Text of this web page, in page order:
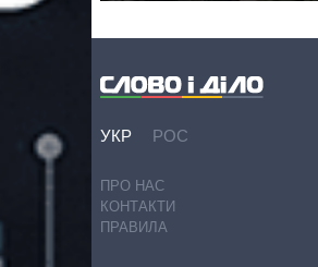
УКР РОС
ПРО НАС
КОНТАКТИ
ПРАВИЛА